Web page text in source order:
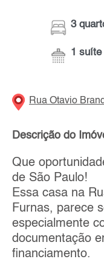
3
1 suíte
Rua Otavio
Descrição do
Que
de São Paulo!
Essa casa na
Furnas, parece
especialmente
documentação
financiamento.